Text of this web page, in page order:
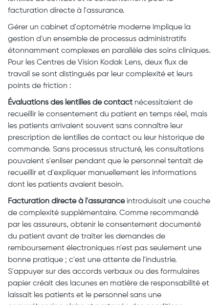
facturation directe à l'assurance.
Gérer un cabinet d'optométrie moderne implique la
gestion d'un ensemble de processus administratifs
étonnamment complexes en parallèle des soins cliniques.
Pour les Centres de Vision Kodak Lens, deux flux de
travail se sont distingués par leur complexité et leurs
points de friction :
Évaluations des lentilles de contact nécessitaient de
recueillir le consentement du patient en temps réel, mais
les patients arrivaient souvent sans connaître leur
prescription de lentilles de contact ou leur historique de
commande. Sans processus structuré, les consultations
pouvaient s'enliser pendant que le personnel tentait de
recueillir et d'expliquer manuellement les informations
dont les patients avaient besoin.
Facturation directe à l'assuranceintroduisait une couche
de complexité supplémentaire. Comme recommandé
par les assureurs, obtenir le consentement documenté
du patient avant de traiter les demandes de
remboursement électroniques n'est pas seulement une
bonne pratique ; c'est une attente de l'industrie.
S'appuyer sur des accords verbaux ou des formulaires
papier créait des lacunes en matière de responsabilité et
laissait les patients et le personnel sans une